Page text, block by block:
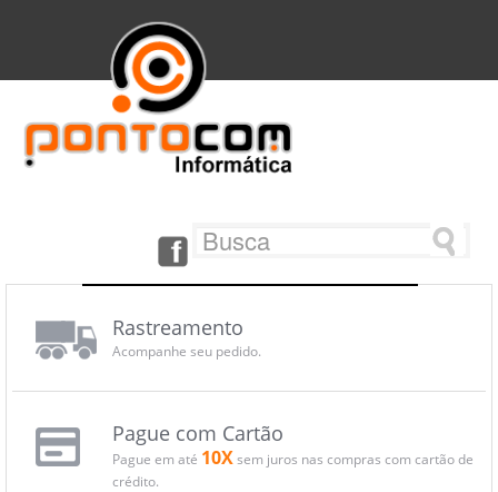
Rastreamento
Acompanhe seu pedido.
Pague com Cartão
Pague em até 10Xsem juros nas compras com cartão de
crédito.